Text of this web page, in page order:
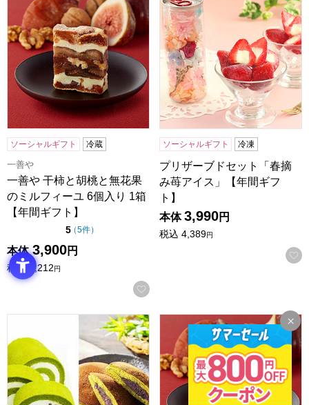
ソーシャルギフト 冷蔵
一善や
一善や 干柿と胡桃と無花果
のミルフィーユ 6個入り 1箱
【年間ギフト】
5点（5点満点中）
（5件の評価
）
本体 3,900円
税込 4,212円
お気に入りに登録する
ソーシャルギフト 冷凍
プリザーブドセット「春摘
み苺アイス」【年間ギフ
ト】
本体 3,990円
税込 4,389円
京都宇治 茶游堂 茶游堂ロールケーキ＆京・宇治どら焼き3
一善や 干柿と胡桃と無花果